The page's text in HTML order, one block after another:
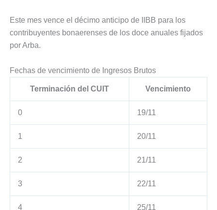
Este mes vence el décimo anticipo de IIBB para los
contribuyentes bonaerenses de los doce anuales fijados
por Arba.
Fechas de vencimiento de Ingresos Brutos
Terminación del CUIT Vencimiento
0 19/11
1 20/11
2 21/11
3 22/11
4 25/11